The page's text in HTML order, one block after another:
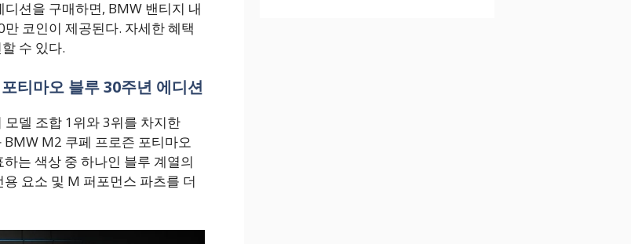
션을 구매하면, BMW 밴티지 내
코인이 제공된다. 자세한 혜택
수 있다.
티마오 블루 30주년 에디션
델 조합 1위와 3위를 차지한
M2 쿠페 프로즌 포티마오
는 색상 중 하나인 블루 계열의
요소 및 M 퍼포먼스 파츠를 더